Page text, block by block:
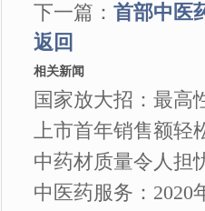
下一篇： 首部中医
返回
相关新闻
国家放大招：最高
上市首年销售额轻
中药材质量令人担
中医药服务：2020